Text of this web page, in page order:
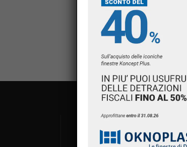
PRODOTTI